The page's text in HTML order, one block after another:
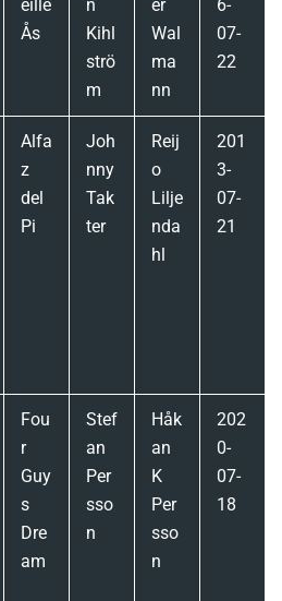
eille
Ås
n
Kihl
strö
m
er
Wal
ma
nn
6-
07-
22
Alfa
z
del
Pi
Joh
nny
Tak
ter
Reij
o
Lilje
nda
hl
201
3-
07-
21
Fou
r
Guy
s
Dre
am
Stef
an
Per
sso
n
Håk
an
K
Per
sso
n
202
0-
07-
18